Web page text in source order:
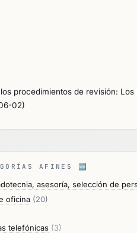
procedimientos de revisión:
02)
AFINES 🆕
asesoría, selección de
oficina (20)
telefónicas (3)